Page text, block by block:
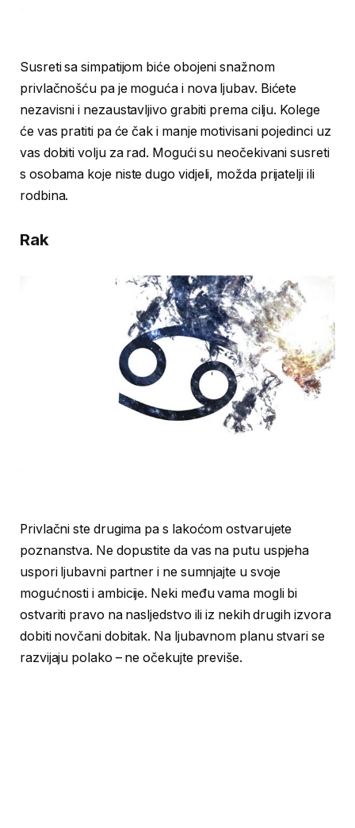
Susreti sa simpatijom biće obojeni snažnom
privlačnošću pa je moguća i nova ljubav. Bićete
nezavisni i nezaustavljivo grabiti prema cilju. Kolege
će vas pratiti pa će čak i manje motivisani pojedinci uz
vas dobiti volju za rad. Mogući su neočekivani susreti
s osobama koje niste dugo vidjeli, možda prijatelji ili
rodbina.
Rak
Privlačni ste drugima pa s lakoćom ostvarujete
poznanstva. Ne dopustite da vas na putu uspjeha
uspori ljubavni partner i ne sumnjajte u svoje
mogućnosti i ambicije. Neki među vama mogli bi
ostvariti pravo na nasljedstvo ili iz nekih drugih izvora
dobiti novčani dobitak. Na ljubavnom planu stvari se
razvijaju polako – ne očekujte previše.